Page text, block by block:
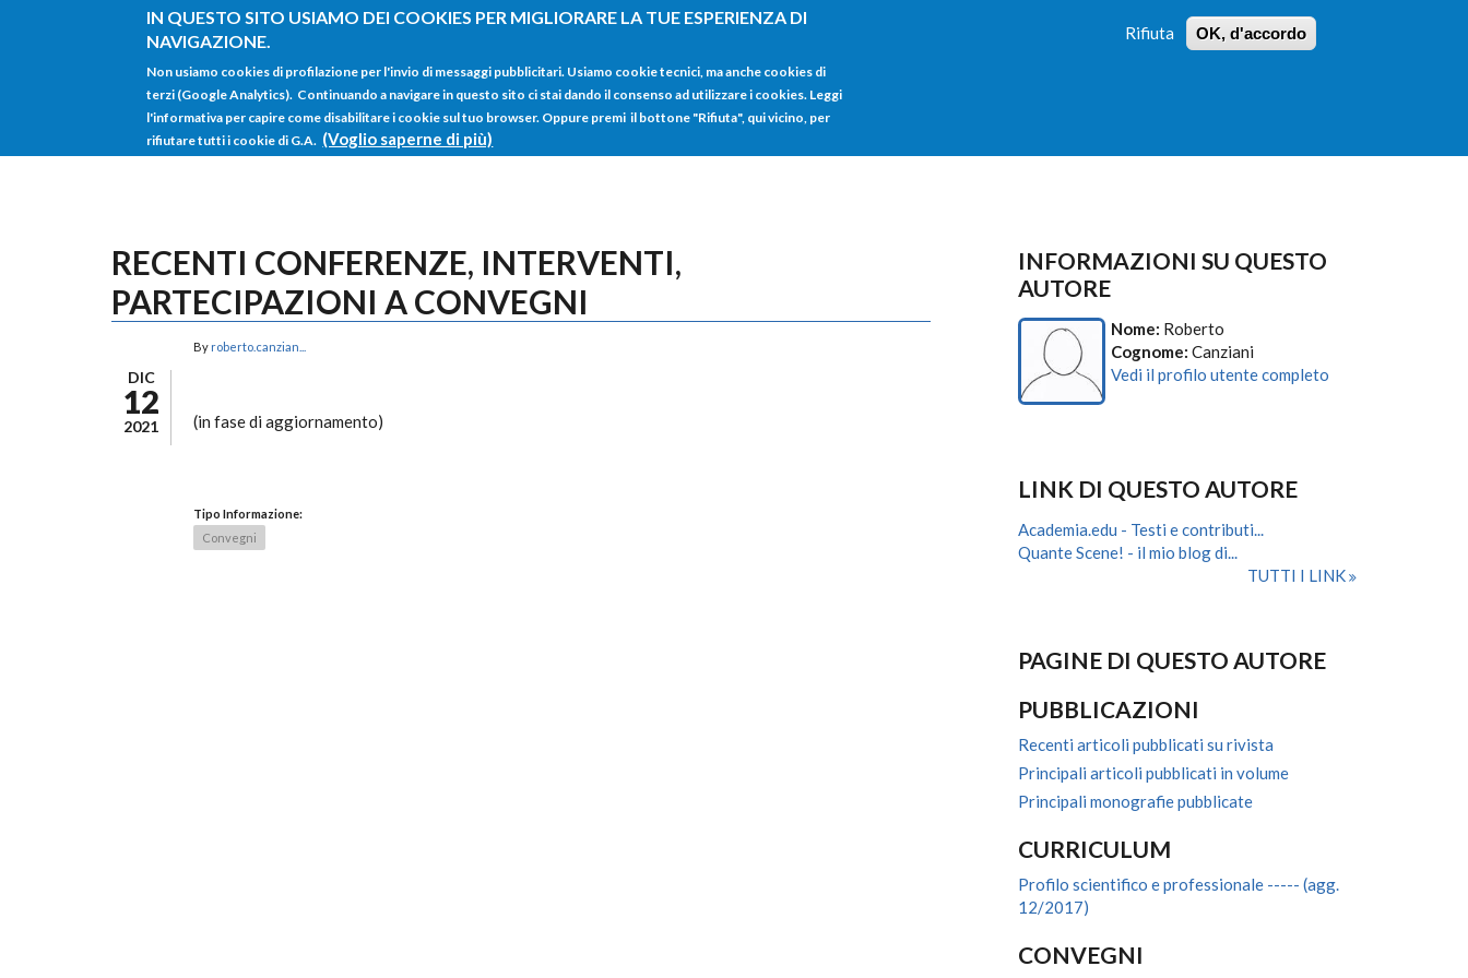
IN QUESTO SITO USIAMO DEI COOKIES PER MIGLIORARE LA TUE ESPERIENZA DI
NAVIGAZIONE.
Non usiamo cookies di profilazione per l'invio di messaggi pubblicitari. Usiamo cookie tecnici, ma anche cookies di
terzi (Google Analytics). Continuando a navigare in questo sito ci stai dando il consenso ad utilizzare i cookies. Leggi
l'informativa per capire come disabilitare i cookie sul tuo browser. Oppure premi il bottone "Rifiuta", qui vicino, per
rifiutare tutti i cookie di G.A. (Voglio saperne di più)
Rifiuta OK, d'accordo
Salta al contenuto principale
RICERCA
HOME
RECENTI CONFERENZE, INTERVENTI,
PARTECIPAZIONI A CONVEGNI
DIC
12
2021
By roberto.canzian...
(in fase di aggiornamento)
Tipo Informazione:
Convegni
INFORMAZIONI SU QUESTO
AUTORE
Nome: Roberto
Cognome: Canziani
Vedi il profilo utente completo
LINK DI QUESTO AUTORE
Academia.edu - Testi e contributi...
Quante Scene! - il mio blog di...
TUTTI I LINK
PAGINE DI QUESTO AUTORE
PUBBLICAZIONI
Recenti articoli pubblicati su rivista
Principali articoli pubblicati in volume
Principali monografie pubblicate
CURRICULUM
Profilo scientifico e professionale ----- (agg.
12/2017)
CONVEGNI